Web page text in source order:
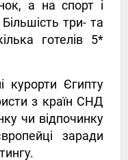
а на спорт і
три- та
готелів 5*
курорти Єгипту
з країн СНД
чи відпочинку
заради